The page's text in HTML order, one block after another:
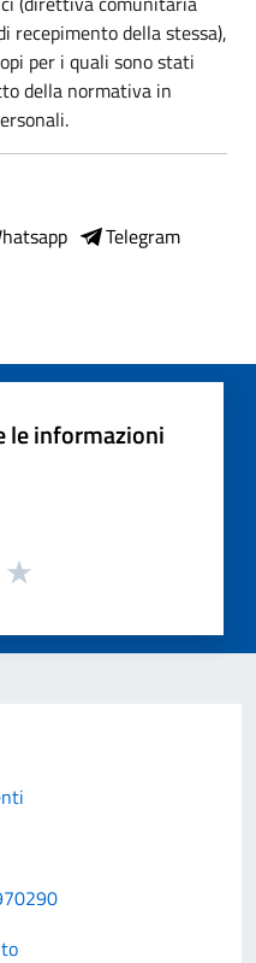
recepimento della stessa),
per i quali sono stati
della normativa in
Telegram
le informazioni